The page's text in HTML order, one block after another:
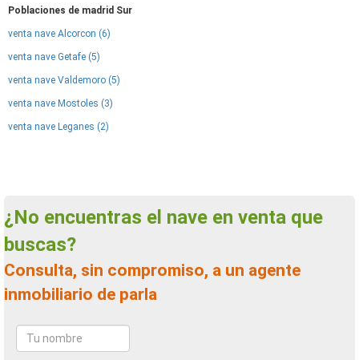
Poblaciones de madrid Sur
venta nave Alcorcon (6)
venta nave Getafe (5)
venta nave Valdemoro (5)
venta nave Mostoles (3)
venta nave Leganes (2)
¿No encuentras el nave en venta que
buscas?
Consulta, sin compromiso, a un agente
inmobiliario de parla